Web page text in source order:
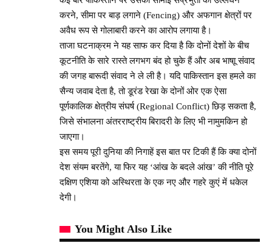
करने, सीमा पर बाड़ लगाने (Fencing) और अफगान क्षेत्रों पर
अवैध रूप से गोलाबारी करने का आरोप लगाया है।
ताजा घटनाक्रम ने यह साफ कर दिया है कि दोनों देशों के बीच
कूटनीति के सारे रास्ते लगभग बंद हो चुके हैं और अब भाषाू संवाद
की जगह बारूदी संवाद ने ले ली है। यदि पाकिस्तान इस हमले का
सैन्य जवाब देता है, तो डूरंड रेखा के दोनों ओर एक ऐसा
पूर्णकालिक क्षेत्रीय संघर्ष (Regional Conflict) छिड़ सकता है,
जिसे संभालना अंतरराष्ट्रीय बिरादरी के लिए भी नामुमकिन हो
जाएगा।
इस समय पूरी दुनिया की निगाहें इस बात पर टिकी हैं कि क्या दोनों
देश संयम बरतेंगे, या फिर यह ‘आंख के बदले आंख’ की नीति पूरे
दक्षिण एशिया को अस्थिरता के एक नए और गहरे कुएं में धकेल
देगी।
You Might Also Like